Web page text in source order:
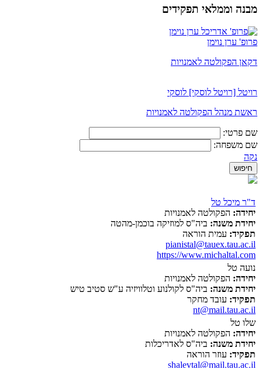
מבנה וממלאי תפקידים
פרופ' ערן נוימן
דקאן הפקולטה לאמנויות
רויטל [רויטל לוסקי] לוסקי
ראשת מנהל הפקולטה לאמנויות
שם פרטי:
שם משפחה:
נקה
ד"ר מיכל טל
יחידה: הפקולטה לאמנויות
יחידת משנה: ביה"ס למוזיקה בוכמן-מהטה
תפקיד: עמית הוראה
pianistal@tauex.tau.ac.il
https://www.michaltal.com
נועה טל
יחידה: הפקולטה לאמנויות
יחידת משנה: ביה"ס לקולנוע וטלוויזיה ע"ש סטיב טיש
תפקיד: עובד מחקר
nt@mail.tau.ac.il
שלו טל
יחידה: הפקולטה לאמנויות
יחידת משנה: ביה"ס לאדריכלות
תפקיד: עוזר הוראה
shalevtal@mail.tau.ac.il